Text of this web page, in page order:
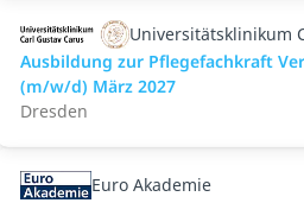
Universitätsklinikum
Ausbildung zur Pflegefachkraft
(m/w/d) März 2027
Dresden
Euro Akademie